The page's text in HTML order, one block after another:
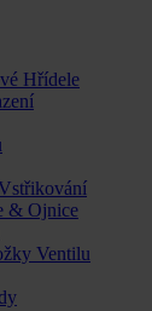
Hřídele
& Ojnice
Ventilu